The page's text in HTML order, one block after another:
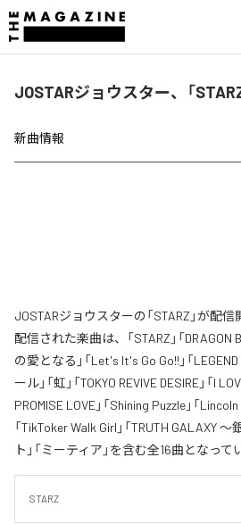
JOSTARジョウスター、「
新曲情報
JOSTARジョウスターの「STARZ」が配
配信された楽曲は、「STARZ」「DRAGON
の愛となる」「Let's It's Go Go!!」「
ール」「虹」「TOKYO REVIVE DESIRE」「I
PROMISE LOVE」「Shining Puzzle」「
「TikToker Walk Girl」「TRUTH GALAXY
ト」「ミーティア」を含む全16曲となって
STARZ